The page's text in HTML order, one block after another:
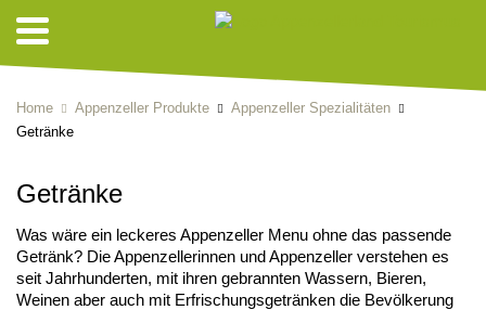
Home Appenzeller Produkte
Appenzeller Spezialitäten
Getränke
Getränke
Was wäre ein leckeres Appenzeller Menu ohne das passende
Getränk? Die Appenzellerinnen und Appenzeller verstehen es
seit Jahrhunderten, mit ihren gebrannten Wassern, Bieren,
Weinen aber auch mit Erfrischungsgetränken die Bevölkerung